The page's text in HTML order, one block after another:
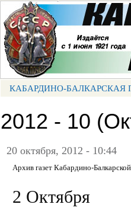
Портал СМИ КБР
МЕНЮ КБП
КАБАРДИНО-БАЛКАРСКАЯ
2012 - 10
20 октября, 2012 - 10:44
Архив газет Кабардино-
2 Октября